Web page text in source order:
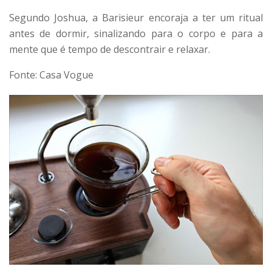
Segundo Joshua, a Barisieur encoraja a ter um ritual
antes de dormir, sinalizando para o corpo e para a
mente que é tempo de descontrair e relaxar.
Fonte: Casa Vogue